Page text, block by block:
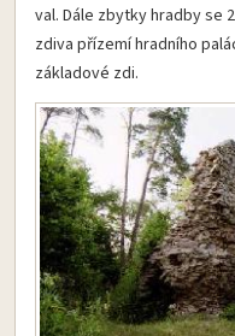
val. Dále zbytky hradby se
zdiva přízemí hradního
základové zdi.